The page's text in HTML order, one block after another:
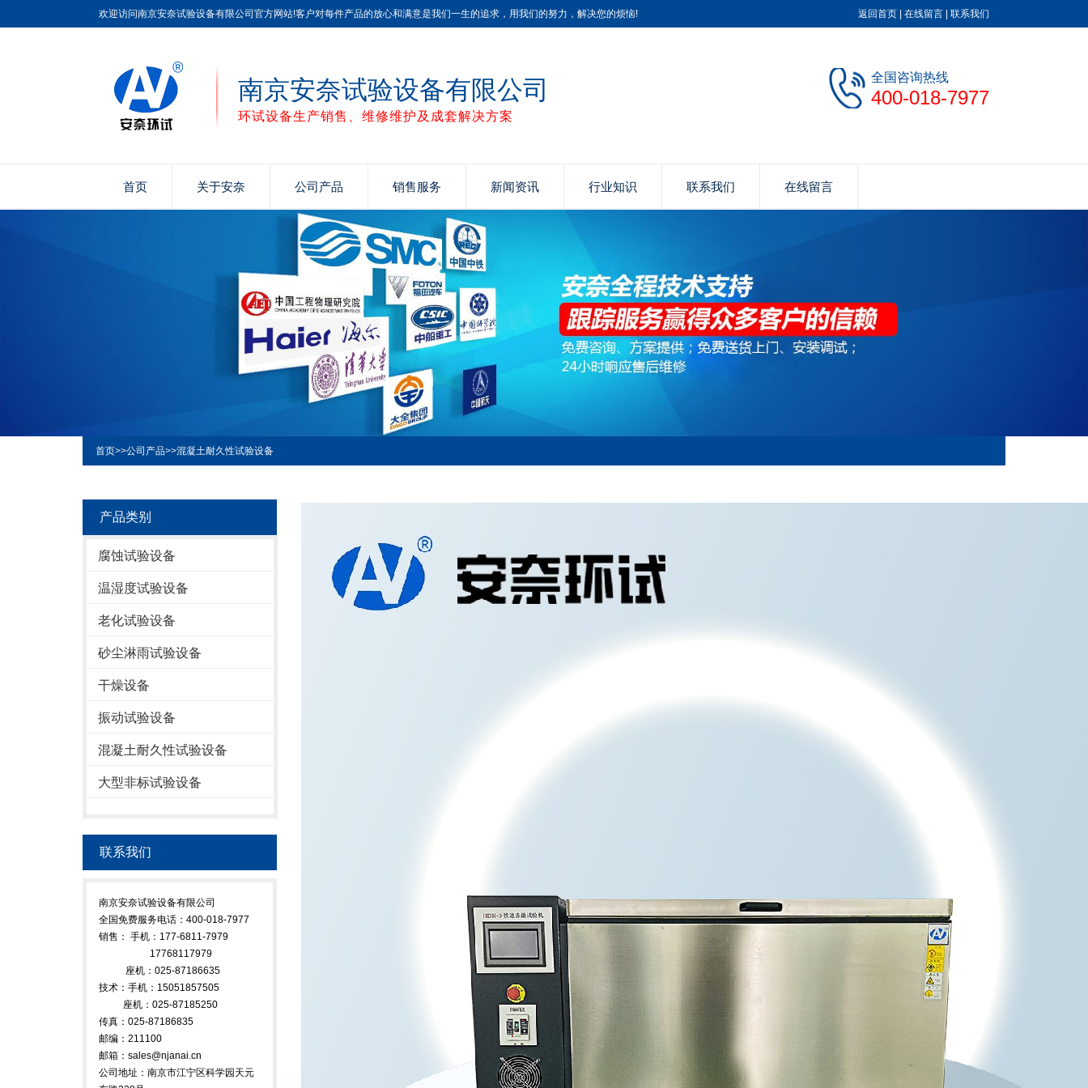
欢迎访问南京安奈试验设备有限公司官方网站!客户对每件产品的放心和满意是我们一生的追求，用我们的努力，解决您的烦恼! 返回首页 在线留言 联系我们
南京安奈试验设备有限公司
环试设备生产销售、维修维护及成套解决方案
全国咨询热线
400-018-7977
首页 关于安奈 公司产品 销售服务 新闻资讯 行业知识 联系我们 在线留言
首页>>公司产品>>混凝土耐久性试验设备
产品类别
腐蚀试验设备
温湿度试验设备
老化试验设备
砂尘淋雨试验设备
干燥设备
振动试验设备
混凝土耐久性试验设备
大型非标试验设备
联系我们
南京安奈试验设备有限公司
全国免费服务电话：400-018-7977
销售： 手机：177-6811-7979
17768117979
座机：025-87186635
技术：手机：15051857505
座机：025-87185250
传真：025-87186835
邮编：211100
邮箱：sales@njanai.cn
公司地址：南京市江宁区科学园天元